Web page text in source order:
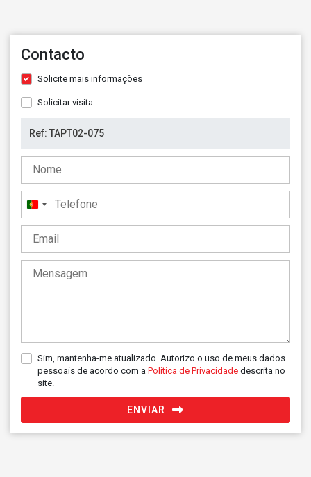
Contacto
Solicite mais informações
Solicitar visita
Portugal
+351
Sim, mantenha-me atualizado. Autorizo o uso de meus dados
pessoais de acordo com a Política de Privacidade descrita no
site.
ENVIAR